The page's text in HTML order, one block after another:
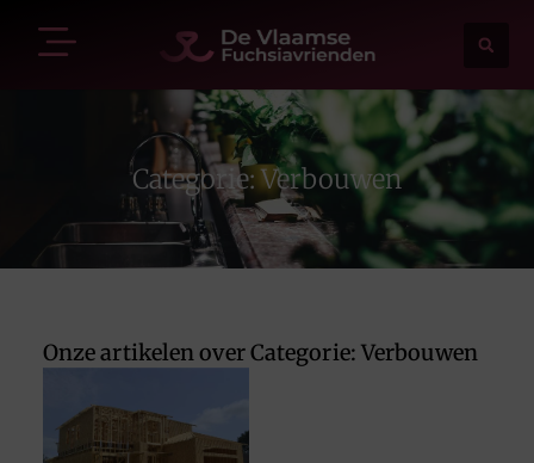
Categorie: Verbouwen
Onze artikelen over Categorie: Verbouwen